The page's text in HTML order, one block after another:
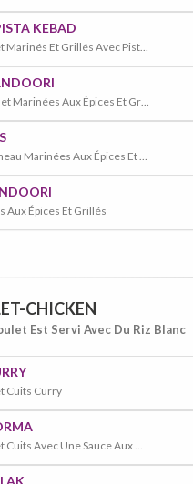
KEBAD
Blancs De Poulet Marinés Et Grillés Avec Pistache, Menthe
Cuisses De Poulet Marinées Aux Épices Et Grillées
Côtelettes D’agneau Marinées Aux Épices Et Grillées
Aux Épices Et Grillés
CHICKEN
Est Servi Avec Du Riz Blanc
Cuits Curry
Blancs De Poulet Cuits Avec Une Sauce Aux Noix De Cajou, Amande